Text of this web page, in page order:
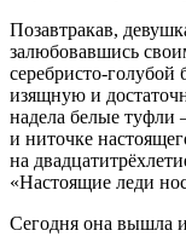
Позавтракав,
залюбовавшись
серебристо-
изящную и
надела белые туфли
и ниточке
на
«Настоящие леди
Сегодня она вышла